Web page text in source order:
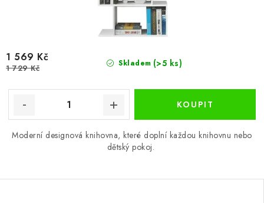
Skladem (>5 ks)
1 569 Kč
1 729 Kč
Moderní designová knihovna, které doplní každou knihovnu nebo
dětský pokoj.